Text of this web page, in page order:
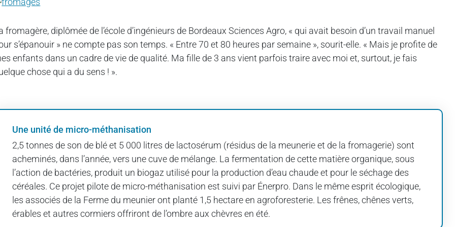
fromagère, diplômée de l’école d’ingénieurs de Bordeaux Sciences Agro, « qui avait besoin d’un travail manuel
s’épanouir » ne compte pas son temps. « Entre 70 et 80 heures par semaine », sourit-elle. « Mais je profite de
enfants dans un cadre de vie de qualité. Ma fille de 3 ans vient parfois traire avec moi et, surtout, je fais
chose qui a du sens ! ».
Une unité de micro-méthanisation
2,5 tonnes de son de blé et 5 000 litres de lactosérum (résidus de la meunerie et de la fromagerie) sont
acheminés, dans l’année, vers une cuve de mélange. La fermentation de cette matière organique, sous
l’action de bactéries, produit un biogaz utilisé pour la production d’eau chaude et pour le séchage des
céréales. Ce projet pilote de micro-méthanisation est suivi par Énerpro. Dans le même esprit écologique,
les associés de la Ferme du meunier ont planté 1,5 hectare en agroforesterie. Les frênes, chênes verts,
érables et autres cormiers offriront de l’ombre aux chèvres en été.